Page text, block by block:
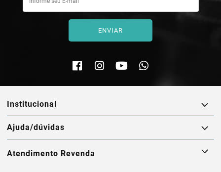
ENVIAR
institucional
ajuda/dúvidas
Atendimento Revenda